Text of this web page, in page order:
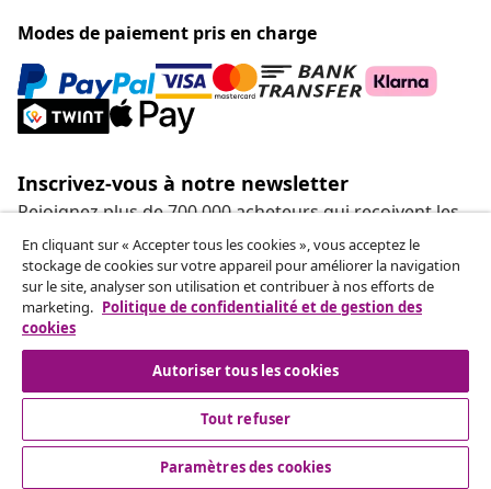
Modes de paiement pris en charge
Inscrivez-vous à notre newsletter
Rejoignez plus de 700 000 acheteurs qui reçoivent les
offres hebdomadaires, les promotions saisonnières et
les nouveautés de vidaXL.
Nos comptes de réseaux sociaux
Service Clients
En cliquant sur « Accepter tous les cookies », vous acceptez le
stockage de cookies sur votre appareil pour améliorer la navigation
sur le site, analyser son utilisation et contribuer à nos efforts de
marketing. Politique de confidentialité et de gestion des
cookies
Autoriser tous les cookies
Tout refuser
Paramètres des cookies